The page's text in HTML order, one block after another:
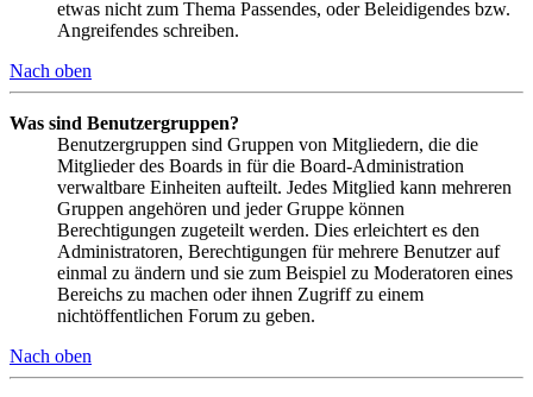
etwas nicht zum Thema Passendes, oder Beleidigendes bzw.
Angreifendes schreiben.
Nach oben
Was sind Benutzergruppen?
Benutzergruppen sind Gruppen von Mitgliedern, die die
Mitglieder des Boards in für die Board-Administration
verwaltbare Einheiten aufteilt. Jedes Mitglied kann mehreren
Gruppen angehören und jeder Gruppe können
Berechtigungen zugeteilt werden. Dies erleichtert es den
Administratoren, Berechtigungen für mehrere Benutzer auf
einmal zu ändern und sie zum Beispiel zu Moderatoren eines
Bereichs zu machen oder ihnen Zugriff zu einem
nichtöffentlichen Forum zu geben.
Nach oben